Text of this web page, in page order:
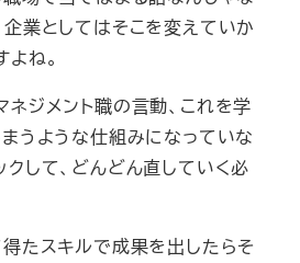
業としてはそこを変えていか
ね。
ジメント職の言動、これを学
うような仕組みになっていな
して、どんどん直していく必
たスキルで成果を出したらそ